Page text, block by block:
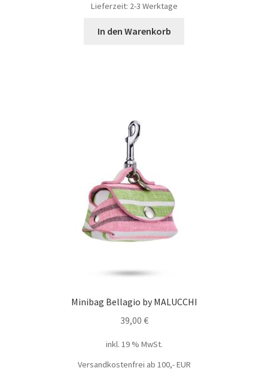
Lieferzeit: 2-3 Werktage
In den Warenkorb
Minibag Bellagio by MALUCCHI
39,00 €
inkl. 19 % MwSt.
Versandkostenfrei ab 100,- EUR